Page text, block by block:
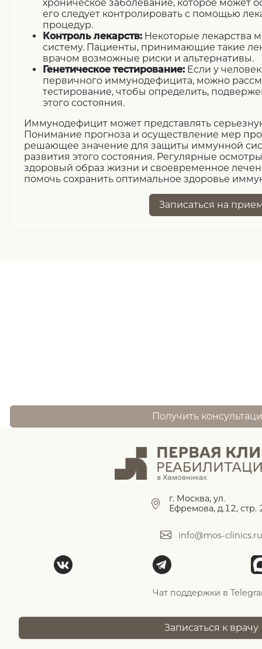
хроническое заболевание, которое может
его следует контролировать с помощью
процедур.
Контроль лекарств: Некоторые лекарства
систему. Пациенты, принимающие такие
врачом возможные риски и альтернативы.
Генетическое тестирование: Если у
первичного иммунодефицита, можно
тестирование, чтобы определить,
этого состояния.
Иммунодефицит может представлять
Понимание прогноза и осуществление мер
решающее значение для защиты иммунной
развития этого состояния. Регулярные
здоровый образ жизни и своевременное
помочь сохранить оптимальное здоровье
Записаться на
Получить
г. Москва, ул.
Ефремова, д.12, стр.
info@mos-clinics.ru
Чат поддержки в
Записаться к врачу